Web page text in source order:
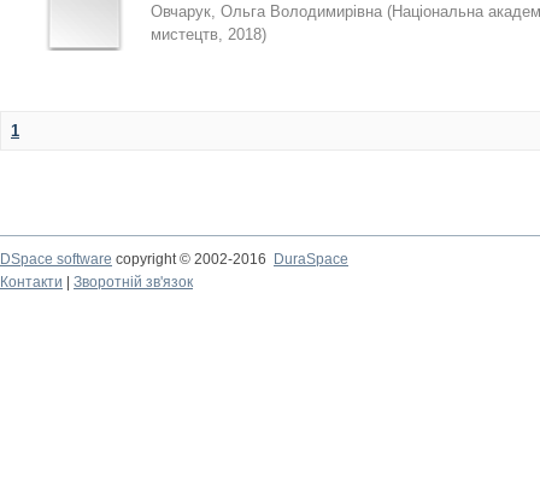
Овчарук, Ольга Володимирівна (Національна
мистецтв, 2018)
1
DSpace software copyright © 2002-2016
DuraSpace
Контакти
Зворотній зв'язок